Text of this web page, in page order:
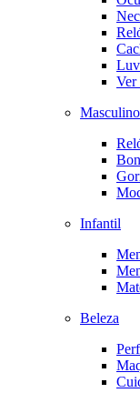
Ver
Masculino
Infantil
Beleza